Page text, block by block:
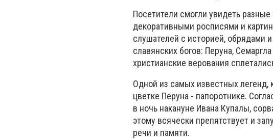
Посетители смогли увидеть
декоративными росписями и
слушателей с историей, обрядами
славянских богов: Перуна,
христианские верования
Одной из самых известных легенд,
цветке Перуна - папоротнике.
в ночь накануне Ивана Купалы,
этому всячески препятствует и
речи и памяти.